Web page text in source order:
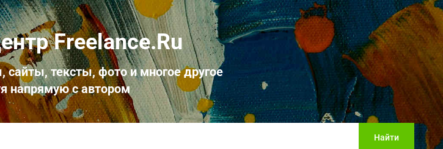
Freelance.Ru
сайты, тексты, фото и многое другое
напрямую с автором
Найти